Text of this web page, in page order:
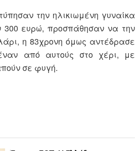
την ηλικιωμένη γυναίκα
ευρώ, προσπάθησαν να την
η 83χρονη όμως αντέδρασε
από αυτούς στο χέρι, με
σε φυγή.